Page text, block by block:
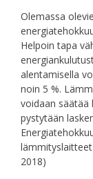
Olemassa
Helpoin tapa
alentamisella
noin 5 %.
voidaan
pystytään
2018)